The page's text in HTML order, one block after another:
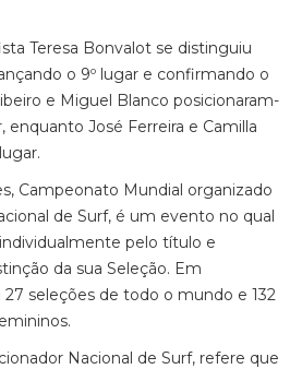
Teresa Bonvalot se distinguiu
o 9º lugar e confirmando o
e Miguel Blanco posicionaram-
enquanto José Ferreira e Camilla
Campeonato Mundial organizado
de Surf, é um evento no qual
pelo título e
da sua Seleção. Em
seleções de todo o mundo e 132
Nacional de Surf, refere que